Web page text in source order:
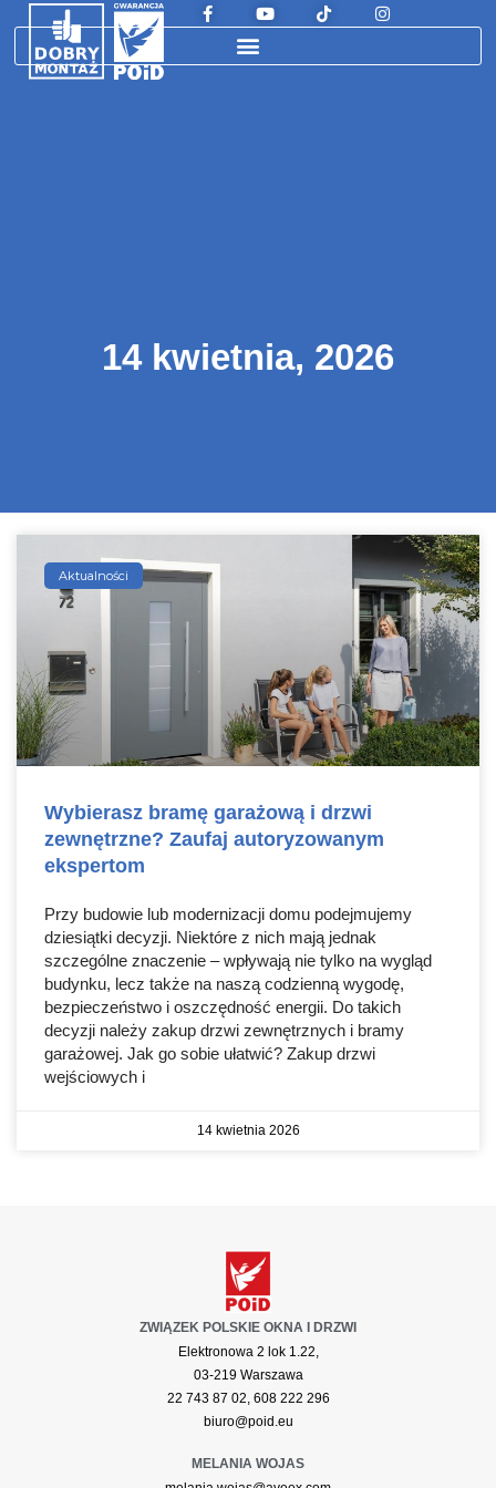
14 kwietnia, 2026
Aktualności
Wybierasz bramę garażową i drzwi
zewnętrzne? Zaufaj autoryzowanym
ekspertom
Przy budowie lub modernizacji domu podejmujemy
dziesiątki decyzji. Niektóre z nich mają jednak
szczególne znaczenie – wpływają nie tylko na wygląd
budynku, lecz także na naszą codzienną wygodę,
bezpieczeństwo i oszczędność energii. Do takich
decyzji należy zakup drzwi zewnętrznych i bramy
garażowej. Jak go sobie ułatwić? Zakup drzwi
wejściowych i
14 kwietnia 2026
ZWIĄZEK POLSKIE OKNA I DRZWI
Elektronowa 2 lok 1.22,
03-219 Warszawa
22 743 87 02, 608 222 296
biuro@poid.eu
MELANIA WOJAS